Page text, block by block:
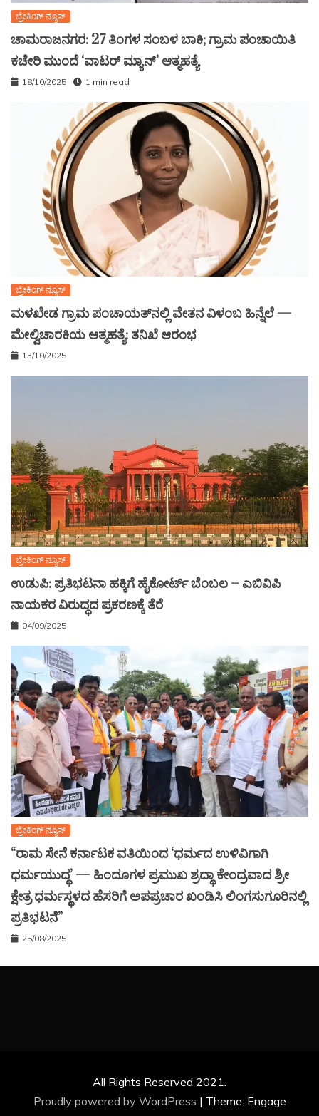
ಬ್ರೇಕಿಂಗ್ ನ್ಯೂಸ್
ಚಾಮರಾಜನಗರ: 27 ತಿಂಗಳ ಸಂಬಳ ಬಾಕಿ; ಗ್ರಾಮ ಪಂಚಾಯಿತಿ
ಕಚೇರಿ ಮುಂದೆ ‘ವಾಟರ್ ಮ್ಯಾನ್’ ಆತ್ಮಹತ್ಯೆ
18/10/2025 1 min read
ಬ್ರೇಕಿಂಗ್ ನ್ಯೂಸ್
ಮಳಖೇಡ ಗ್ರಾಮ ಪಂಚಾಯತ್‌ನಲ್ಲಿ ವೇತನ ವಿಳಂಬ ಹಿನ್ನೆಲೆ —
ಮೇಲ್ವಿಚಾರಕಿಯ ಆತ್ಮಹತ್ಯೆ: ತನಿಖೆ ಆರಂಭ
13/10/2025
ಬ್ರೇಕಿಂಗ್ ನ್ಯೂಸ್
ಉಡುಪಿ: ಪ್ರತಿಭಟನಾ ಹಕ್ಕಿಗೆ ಹೈಕೋರ್ಟ್ ಬೆಂಬಲ – ಎಬಿವಿಪಿ
ನಾಯಕರ ವಿರುದ್ಧದ ಪ್ರಕರಣಕ್ಕೆ ತೆರೆ
04/09/2025
ಬ್ರೇಕಿಂಗ್ ನ್ಯೂಸ್
“ರಾಮ ಸೇನೆ ಕರ್ನಾಟಕ ವತಿಯಿಂದ ‘ಧರ್ಮದ ಉಳಿವಿಗಾಗಿ
ಧರ್ಮಯುದ್ಧ’ — ಹಿಂದೂಗಳ ಪ್ರಮುಖ ಶ್ರದ್ಧಾ ಕೇಂದ್ರವಾದ ಶ್ರೀ
ಕ್ಷೇತ್ರ ಧರ್ಮಸ್ಥಳದ ಹೆಸರಿಗೆ ಅಪಪ್ರಚಾರ ಖಂಡಿಸಿ ಲಿಂಗಸುಗೂರಿನಲ್ಲಿ
ಪ್ರತಿಭಟನೆ”
25/08/2025
All Rights Reserved 2021.
Proudly powered by WordPress | Theme: Engage